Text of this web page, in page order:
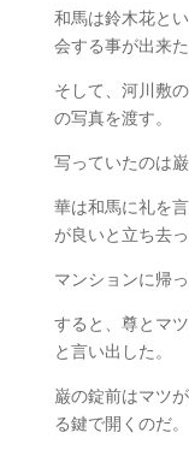
和馬は鈴木花と
会する事が出来た
そして、河川敷
の写真を渡す。
写っていたのは
華は和馬に礼を
が良いと立ち去っ
マンションに帰
すると、尊とマ
と言い出した。
巌の錠前はマツ
る鍵で開くのだ。